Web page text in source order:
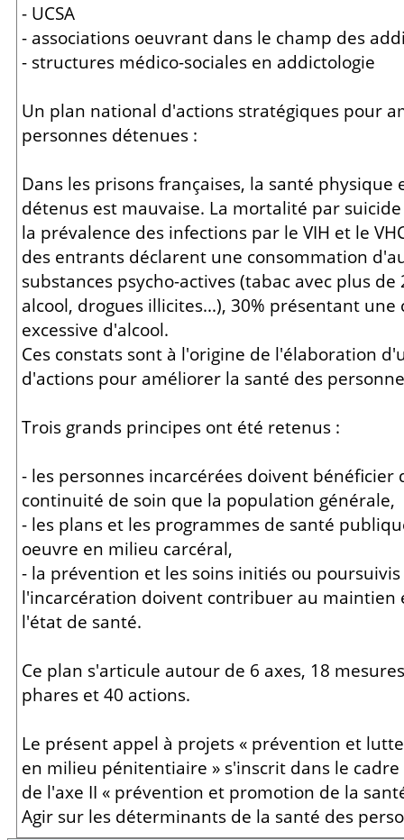
- UCSA
- associations oeuvrant dans le champ des
- structures médico-sociales en addictologie
Un plan national d'actions stratégiques pour
personnes détenues :
Dans les prisons françaises, la santé physique
détenus est mauvaise. La mortalité par
la prévalence des infections par le VIH et le
des entrants déclarent une consommation
substances psycho-actives (tabac avec plus
alcool, drogues illicites...), 30% présentant
excessive d'alcool.
Ces constats sont à l'origine de l'élaboration
d'actions pour améliorer la santé des
Trois grands principes ont été retenus :
- les personnes incarcérées doivent
continuité de soin que la population générale,
- les plans et les programmes de santé
oeuvre en milieu carcéral,
- la prévention et les soins initiés ou
l'incarcération doivent contribuer au maintien
l'état de santé.
Ce plan s'articule autour de 6 axes, 18
phares et 40 actions.
Le présent appel à projets « prévention et
en milieu pénitentiaire » s'inscrit dans le
de l'axe II « prévention et promotion de la
Agir sur les déterminants de la santé des